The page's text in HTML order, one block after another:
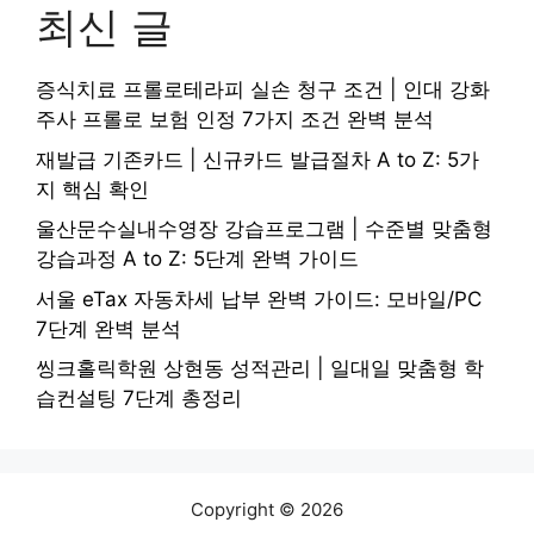
최신 글
증식치료 프롤로테라피 실손 청구 조건 | 인대 강화
주사 프롤로 보험 인정 7가지 조건 완벽 분석
재발급 기존카드 | 신규카드 발급절차 A to Z: 5가
지 핵심 확인
울산문수실내수영장 강습프로그램 | 수준별 맞춤형
강습과정 A to Z: 5단계 완벽 가이드
서울 eTax 자동차세 납부 완벽 가이드: 모바일/PC
7단계 완벽 분석
씽크홀릭학원 상현동 성적관리 | 일대일 맞춤형 학
습컨설팅 7단계 총정리
Copyright © 2026